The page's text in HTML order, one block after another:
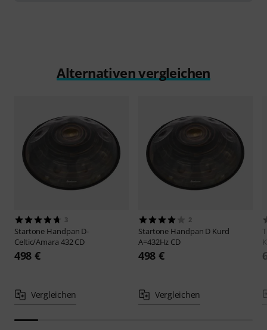
Alternativen vergleichen
3
Startone Handpan D-
Celtic/Amara 432 CD
498 €
Vergleichen
2
Startone Handpan D Kurd
A=432Hz CD
498 €
Vergleichen